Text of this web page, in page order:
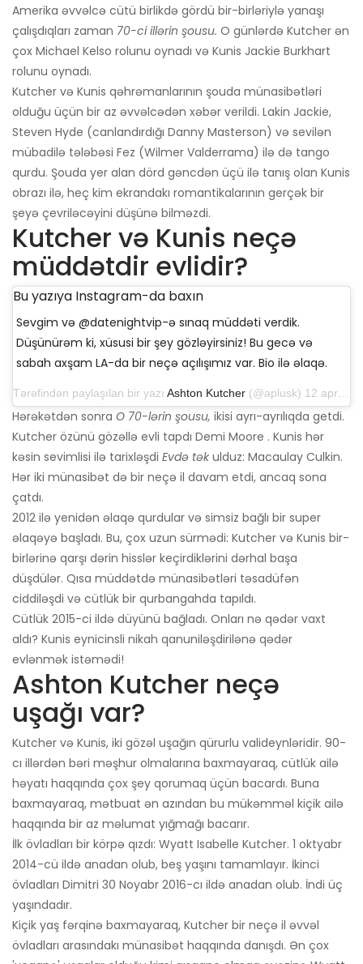
Amerika əvvəlcə cütü birlikdə gördü bir-birləriylə yanaşı
çalışdıqları zaman 70-ci illərin şousu. O günlərdə Kutcher ən
çox Michael Kelso rolunu oynadı və Kunis Jackie Burkhart
rolunu oynadı.
Kutcher və Kunis qəhrəmanlarının şouda münasibətləri
olduğu üçün bir az əvvəlcədən xəbər verildi. Lakin Jackie,
Steven Hyde (canlandırdığı Danny Masterson) və sevilən
mübadilə tələbəsi Fez (Wilmer Valderrama) ilə də tango
qurdu. Şouda yer alan dörd gəncdən üçü ilə tanış olan Kunis
obrazı ilə, heç kim ekrandakı romantikalarının gerçək bir
şeyə çevriləcəyini düşünə bilməzdi.
Kutcher və Kunis neçə
müddətdir evlidir?
Bu yazıya Instagram-da baxın
Sevgim və @datenightvip-ə sınaq müddəti verdik.
Düşünürəm ki, xüsusi bir şey gözləyirsiniz! Bu gecə və
sabah axşam LA-da bir neçə açılışımız var. Bio ilə əlaqə.
Tərəfindən paylaşılan bir yazı Ashton Kutcher (@aplusk) 12 aprel 2019-cu il, saat 14: 50-də PDT
Hərəkətdən sonra O 70-lərin şousu, ikisi ayrı-ayrılıqda getdi.
Kutcher özünü gözəllə evli tapdı Demi Moore . Kunis hər
kəsin sevimlisi ilə tarixləşdi Evdə təkulduz: Macaulay Culkin.
Hər iki münasibət də bir neçə il davam etdi, ancaq sona
çatdı.
2012 ilə yenidən əlaqə qurdular və simsiz bağlı bir super
əlaqəyə başladı. Bu, çox uzun sürmədi: Kutcher və Kunis bir-
birlərinə qarşı dərin hisslər keçirdiklərini dərhal başa
düşdülər. Qısa müddətdə münasibətləri təsadüfən
ciddiləşdi və cütlük bir qurbangahda tapıldı.
Cütlük 2015-ci ildə düyünü bağladı. Onları nə qədər vaxt
aldı? Kunis eynicinsli nikah qanuniləşdirilənə qədər
evlənmək istəmədi!
Ashton Kutcher neçə
uşağı var?
Kutcher və Kunis, iki gözəl uşağın qürurlu valideynləridir. 90-
cı illərdən bəri məşhur olmalarına baxmayaraq, cütlük ailə
həyatı haqqında çox şey qorumaq üçün bacardı. Buna
baxmayaraq, mətbuat ən azından bu mükəmməl kiçik ailə
haqqında bir az məlumat yığmağı bacarır.
İlk övladları bir körpə qızdı: Wyatt Isabelle Kutcher. 1 oktyabr
2014-cü ildə anadan olub, beş yaşını tamamlayır. İkinci
övladları Dimitri 30 Noyabr 2016-cı ildə anadan olub. İndi üç
yaşındadır.
Kiçik yaş fərqinə baxmayaraq, Kutcher bir neçə il əvvəl
övladları arasındakı münasibət haqqında danışdı. Ən çox